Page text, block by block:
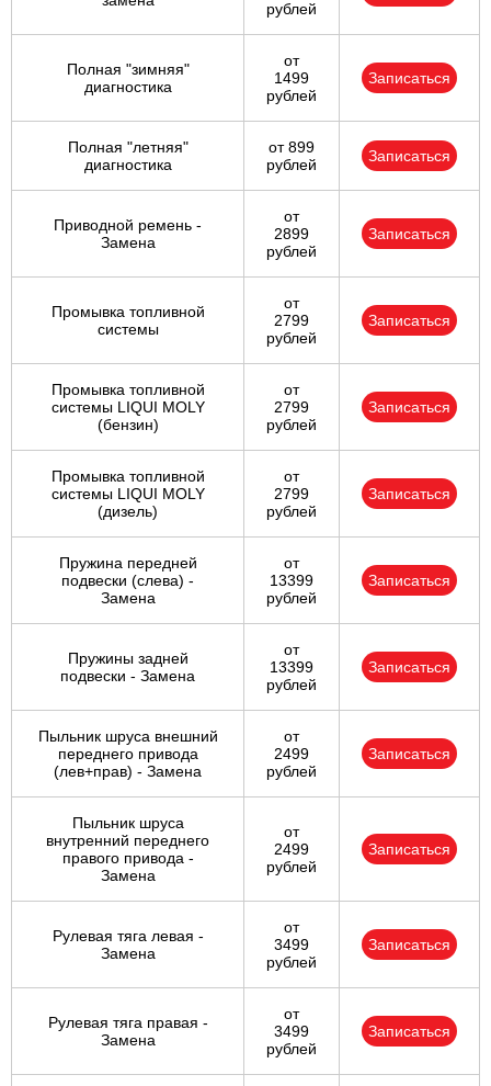
рублей
Полная "зимняя"
диагностика
от
1499
рублей
Записаться
Полная "летняя"
диагностика
от 899
рублей
Записаться
Приводной ремень -
Замена
от
2899
рублей
Записаться
Промывка топливной
системы
от
2799
рублей
Записаться
Промывка топливной
системы LIQUI MOLY
(бензин)
от
2799
рублей
Записаться
Промывка топливной
системы LIQUI MOLY
(дизель)
от
2799
рублей
Записаться
Пружина передней
подвески (слева) -
Замена
от
13399
рублей
Записаться
Пружины задней
подвески - Замена
от
13399
рублей
Записаться
Пыльник шруса внешний
переднего привода
(лев+прав) - Замена
от
2499
рублей
Записаться
Пыльник шруса
внутренний переднего
правого привода -
Замена
от
2499
рублей
Записаться
Рулевая тяга левая -
Замена
от
3499
рублей
Записаться
Рулевая тяга правая -
Замена
от
3499
рублей
Записаться